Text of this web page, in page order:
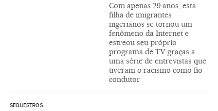
Com apenas 29 anos, esta
filha de imigrantes
nigerianos se tornou um
fenômeno da Internet e
estreou seu próprio
programa de TV graças a
uma série de entrevistas que
tiveram o racismo como fio
condutor
SEQUESTROS